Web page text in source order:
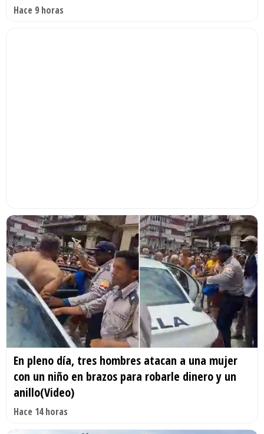
Hace 9 horas
En pleno día, tres hombres atacan a una mujer
con un niño en brazos para robarle dinero y un
anillo(Video)
Hace 14 horas